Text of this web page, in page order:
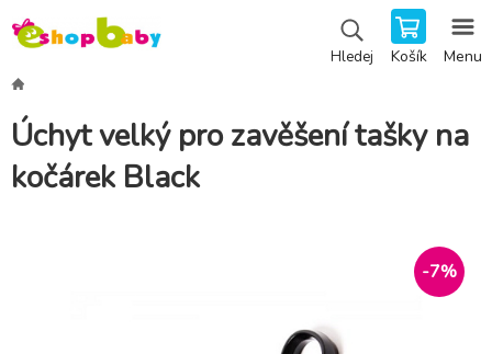
Hledej Košík Menu
Úchyt velký pro zavěšení tašky na
kočárek Black
-7%